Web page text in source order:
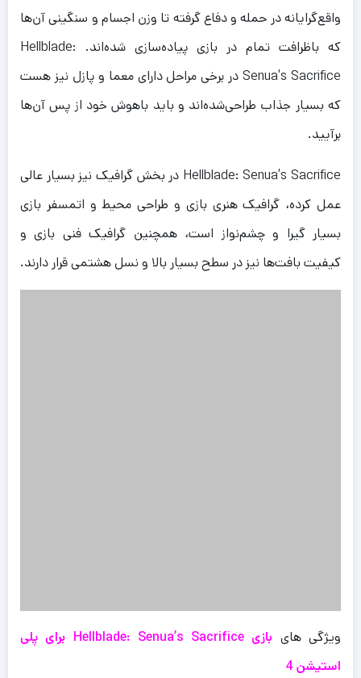
واقع‌گرایانه در حمله و دفاع گرفته تا وزن اجسام و سنگینی آن‌ها
که باظرافت تمام در بازی پیاده‌سازی شده‌اند. Hellblade:
Senua’s Sacrifice در برخی مراحل دارای معما و پازل نیز هست
که بسیار جذاب طراحی‌شده‌اند و باید باهوش خود از پس آن‌ها
برآیید.
Hellblade: Senua’s Sacrifice در بخش گرافیک نیز بسیار عالی
عمل کرده، گرافیک هنری بازی و طراحی محیط و اتمسفر بازی
بسیار گیرا و چشم‌نواز است، همچنین گرافیک فنی بازی و
کیفیت بافت‌ها نیز در سطح بسیار بالا و نسل هشتمی قرار دارند.
ویژگی های
بازی Hellblade: Senua’s Sacrifice برای پلی
استیشن 4